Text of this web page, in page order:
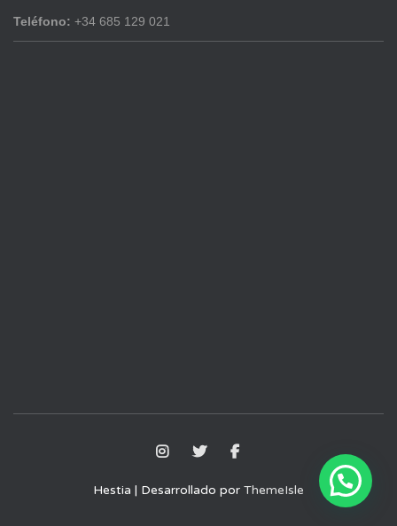
Teléfono: +34 685 129 021
Hestia | Desarrollado por ThemeIsle